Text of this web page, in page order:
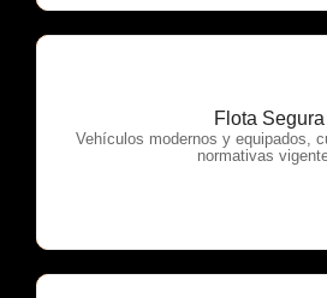
Flota Segura
Vehículos modernos y equipados,
normativas
OTP